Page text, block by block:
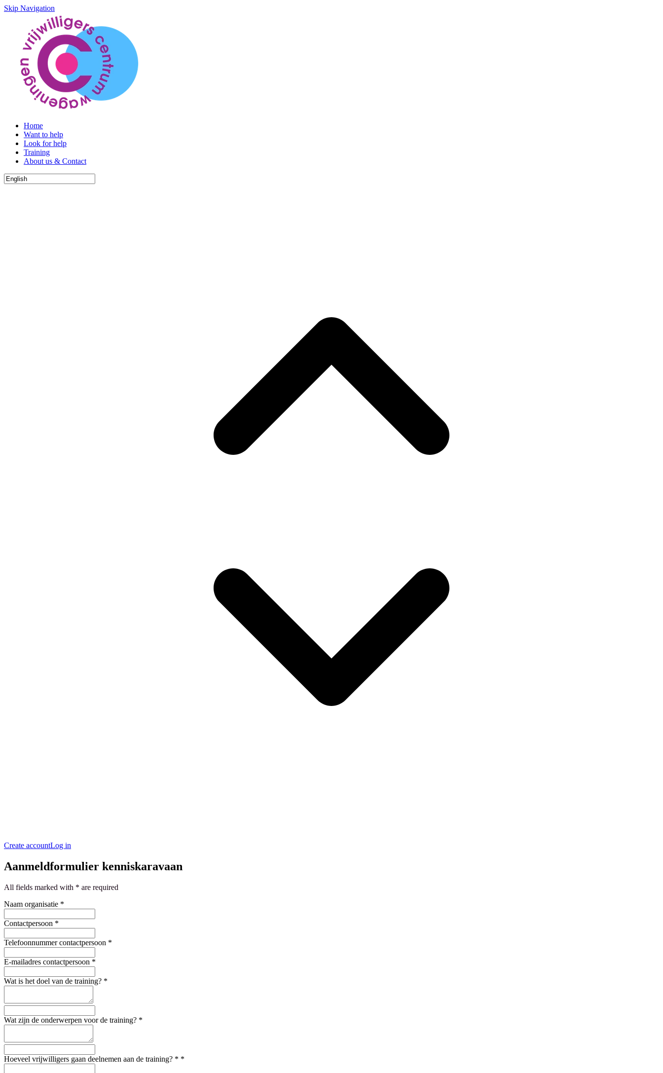
Skip Navigation
Home
Want to help
Look for help
Training
About us & Contact
Create accountLog in
Aanmeldformulier kenniskaravaan
All fields marked with * are required
Naam organisatie *
Contactpersoon *
Telefoonnummer contactpersoon *
E-mailadres contactpersoon *
Wat is het doel van de training? *
Wat zijn de onderwerpen voor de training? *
Hoeveel vrijwilligers gaan deelnemen aan de training? * *